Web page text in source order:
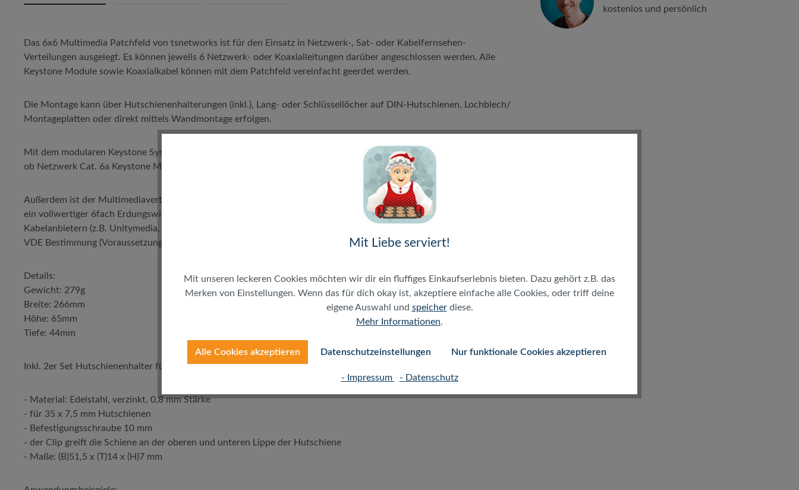
Das 6x6 Multimedia Patchfeld von tsnetworks ist für den Einsatz in Netzwerk-, Sat- oder Kabelfernsehen-
Verteilungen ausgelegt. Es können jeweils 6 Netzwerk- oder Koaxialleitungen darüber angeschlossen werden. Alle
Keystone Module sowie Koaxialkabel können mit dem Patchfeld vereinfacht geerdet werden.
Die Montage kann über Hutschienenhalterungen (inkl.), Lang- oder Schlüssellöcher auf DIN-Hutschienen, Lochblech/
Montageplatten oder direkt mittels Wandmontage erfolgen.
Mit dem modularen Keystone System können bis zu 6 Stk. unterschiedliche Keystone Adapter eingesetzt werden - egal
ob Netzwerk Cat. 6a Keystone Module, LWL Keystone Module oder IEC Keystone Module.
Außerdem ist der Multimediaverteiler mit 6 Stk. Cabelcon F-Verbinder Buchse/Buchse F-81-HQ-1 NiTin (vormontiert)
ein vollwertiger 6fach Erdungswinkel für Sat- oder Kabelfernsehen. Die Cabelcon F-Verbinder sind für den Einsatz bei
Kabelanbietern (z.B. Unitymedia, Vodafone uvm.) zugelassen. Alle angeschlossenen Koaxialkabel können damit nach
VDE Bestimmung (Voraussetzung ist der Anschluss am örtlichen Potentialausgleich) geerdet werden.
Details:
Gewicht: 279g
Breite: 266mm
Höhe: 65mm
Tiefe: 44mm
Inkl. 2er Set Hutschienenhalter für DIN-Hutprofilschiene 35 mm mit Befestigungsschraube (M5)
- Material: Edelstahl, verzinkt, 0,8 mm Stärke
- für 35 x 7,5 mm Hutschienen
- Befestigungsschraube 10 mm
- der Clip greift die Schiene an der oberen und unteren Lippe der Hutschiene
- Maße: (B)51,5 x (T)14 x (H)7 mm
kostenlos und persönlich
Mit Liebe serviert!
Mit unseren leckeren Cookies möchten wir dir ein fluffiges Einkaufserlebnis bieten. Dazu gehört z.B. das
Merken von Einstellungen. Wenn das für dich okay ist, akzeptiere einfache alle Cookies, oder triff deine
eigene Auswahl und speicherdiese.
Mehr Informationen.
Alle Cookies akzeptieren Datenschutzeinstellungen Nur funktionale Cookies akzeptieren
- Impressum - Datenschutz